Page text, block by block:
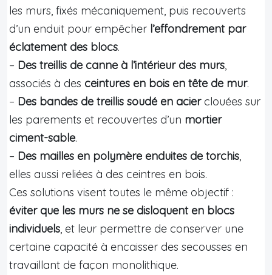
les murs, fixés mécaniquement, puis recouverts
d’un enduit pour empêcher l’effondrement par
éclatement des blocs.
– Des treillis de canne à l’intérieur des murs,
associés à des ceintures en bois en tête de mur.
– Des bandes de treillis soudé en acierclouées sur
les parements et recouvertes d’un mortier
ciment-sable.
– Des mailles en polymère enduites de torchis,
elles aussi reliées à des ceintres en bois.
Ces solutions visent toutes le même objectif :
éviter que les murs ne se disloquent en blocs
individuels, et leur permettre de conserver une
certaine capacité à encaisser des secousses en
travaillant de façon monolithique.